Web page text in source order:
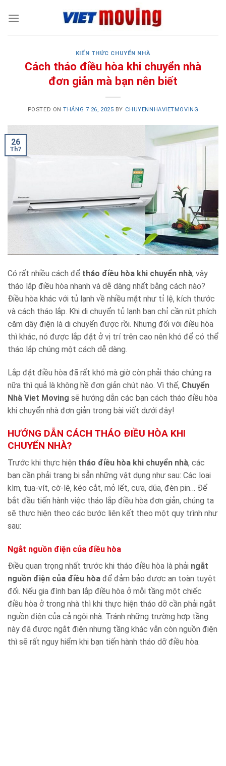
KIẾN THỨC CHUYỂN NHÀ
Cách tháo điều hòa khi chuyển nhà
đơn giản mà bạn nên biết
POSTED ONTHÁNG 7 26, 2025 BY CHUYENNHAVIETMOVING
26
Th7
Có rất nhiều cách để tháo điều hòa khi chuyển nhà, vậy
tháo lắp điều hòa nhanh và dễ dàng nhất bằng cách nào?
Điều hòa khác với tủ lạnh về nhiều mặt như tỉ lệ, kích thước
và cách tháo lắp. Khi di chuyển tủ lạnh bạn chỉ cần rút phích
căm dây điện là di chuyển được rồi. Nhưng đối với điều hòa
thì khác, nó được lắp đặt ở vị trí trên cao nên khó để có thể
tháo lắp chúng một cách dễ dàng.
Lắp đặt điều hòa đã rất khó mà giờ còn phải tháo chúng ra
nữa thì quả là không hề đơn giản chút nào. Vì thế, Chuyển
Nhà Viet Moving sẽ hướng dẫn các bạn cách tháo điều hòa
khi chuyển nhà đơn giản trong bài viết dưới đây!
HƯỚNG DẪN CÁCH THÁO ĐIỀU HÒA KHI
CHUYỂN NHÀ?
Trước khi thực hiện tháo điều hòa khi chuyển nhà, các
bạn cần phải trang bị sẵn những vật dụng như sau: Các loại
kìm, tua-vít, cờ-lê, kéo cắt, mỏ lết, cưa, dũa, đèn pin… Để
bắt đầu tiến hành việc tháo lắp điều hòa đơn giản, chúng ta
sẽ thực hiện theo các bước liên kết theo một quy trình như
sau:
Ngắt nguồn điện của điều hòa
Điều quan trọng nhất trước khi tháo điều hòa là phải ngắt
nguồn điện của điều hòa để đảm bảo được an toàn tuyệt
đối. Nếu gia đình bạn lắp điều hòa ở mỗi tầng một chiếc
điều hòa ở trong nhà thì khi thực hiện tháo dỡ cần phải ngắt
nguồn điện của cả ngôi nhà. Tránh những trường hợp tầng
này đã được ngắt điện nhưng tầng khác vẫn còn nguồn điện
thì sẽ rất nguy hiểm khi bạn tiến hành tháo dỡ điều hòa.